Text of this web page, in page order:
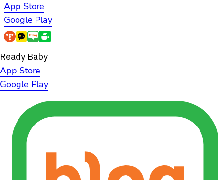
App Store
Google Play
Ready Baby
App Store
Google Play